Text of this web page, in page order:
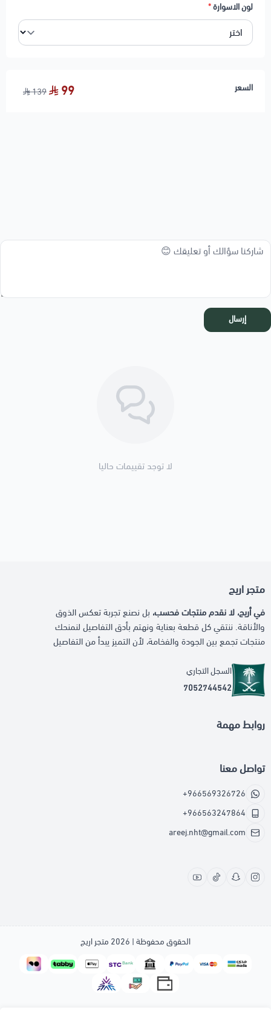
لون الاسوارة*
السعر 99
139
إرسال
لا توجد تقييمات حاليا
متجر اريج
في أريج، لا نقدم منتجات فحسب، بل نصنع تجربة تعكس الذوق
والأناقة. ننتقي كل قطعة بعناية ونهتم بأدق التفاصيل لنمنحك
منتجات تجمع بين الجودة والفخامة، لأن التميز يبدأ من التفاصيل
السجل التجاري
7052744542
روابط مهمة
تواصل معنا
+966569326726
+966563247864
areej.nht@gmail.com
الحقوق محفوظة | 2026 متجر اريج